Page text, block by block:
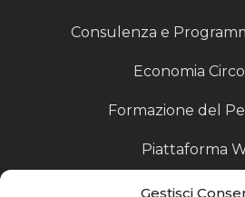
Gestisci
Consulenza e
Economia
Formazione del
Piattaforma
Scouting